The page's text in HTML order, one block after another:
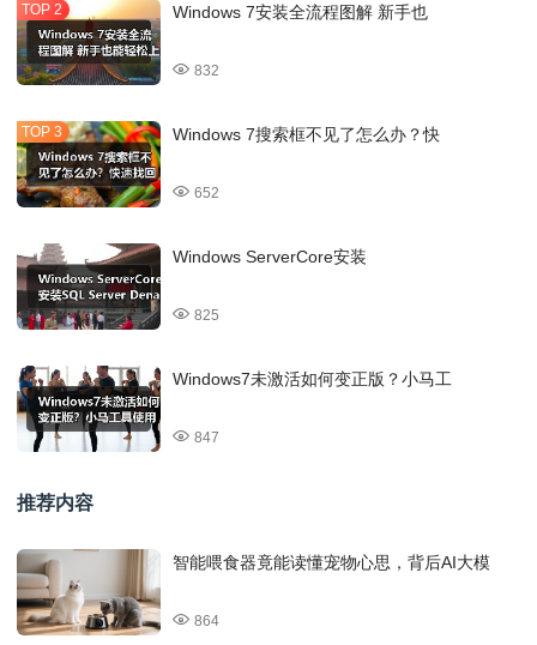
Windows 7安装全流程图解 新手也
832
Windows 7搜索框不见了怎么办？快
652
Windows ServerCore安装
825
Windows7未激活如何变正版？小马工
847
推荐内容
智能喂食器竟能读懂宠物心思，背后AI大模
864